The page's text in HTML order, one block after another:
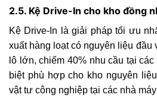
2.5. Kệ Drive-In cho kho đồng
Kệ Drive-In là giải pháp tối ưu
xuất hàng loạt có nguyên liệu đầu
lô lớn, chiếm 40% nhu cầu tại
biệt phù hợp cho kho nguyên
vật tư công nghiệp tại các nhà